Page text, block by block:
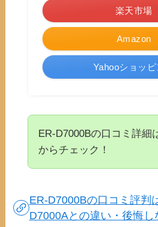
Amazon
楽天市場
Yahooショッ
ER-D7000Bの口コミ詳細
からチェック！
ER-D7000Bの口コミ評判
D7000Aとの違い・後悔